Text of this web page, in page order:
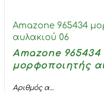
Amazone 965434
αυλακιού 06
Amazone 965434
μορφοποιητής
Αριθμός α...